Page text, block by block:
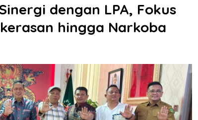
dengan LPA, Fokus
hingga Narkoba